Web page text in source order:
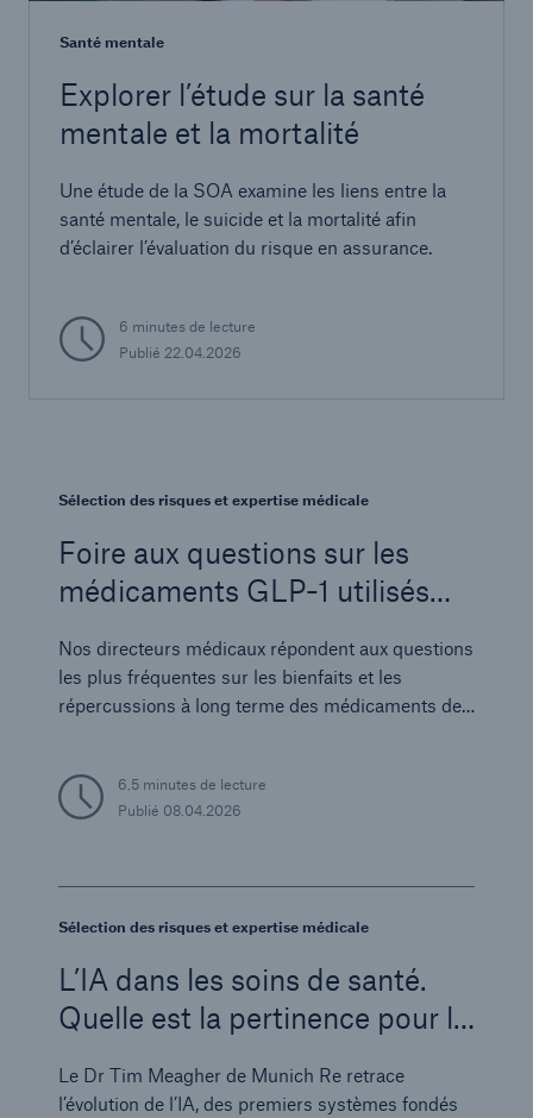
Santé mentale
Explorer l’étude sur la santé
mentale et la mortalité
Une étude de la SOA examine les liens entre la
santé mentale, le suicide et la mortalité afin
d’éclairer l’évaluation du risque en assurance.
6 minutes de lecture
Publié 22.04.2026
Sélection des risques et expertise médicale
Foire aux questions sur les
médicaments GLP-1 utilisés
Nos directeurs médicaux répondent aux questions
les plus fréquentes sur les bienfaits et les
répercussions à long terme des médicaments de
6,5 minutes de lecture
Publié 08.04.2026
Sélection des risques et expertise médicale
L’IA dans les soins de santé.
Quelle est la pertinence pour la
médicaux?
Le Dr Tim Meagher de Munich Re retrace
l’évolution de l’IA, des premiers systèmes fondés